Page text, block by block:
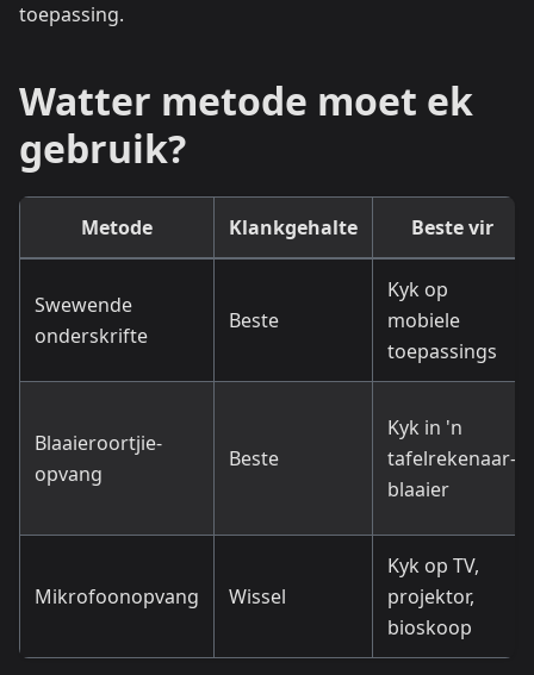
toepassing.
Watter metode moet ek
gebruik?
Metode Klankgehalte Beste vir
Swewende
onderskrifte
Beste
Kyk op
mobiele
toepassings
Blaaieroortjie-
opvang
Beste
Kyk in 'n
tafelrekenaar-
blaaier
Mikrofoonopvang Wissel
Kyk op TV,
projektor,
bioskoop